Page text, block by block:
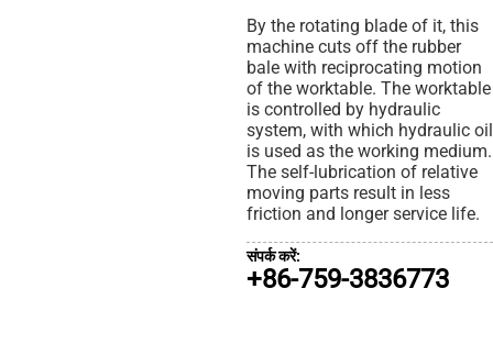
By the rotating blade of it, this
machine cuts off the rubber
bale with reciprocating motion
of the worktable. The worktable
is controlled by hydraulic
system, with which hydraulic oil
is used as the working medium.
The self-lubrication of relative
moving parts result in less
friction and longer service life.
संपर्क करें:
+86-759-3836773